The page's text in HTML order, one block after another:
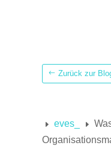
Zurück zur
E eves_ E